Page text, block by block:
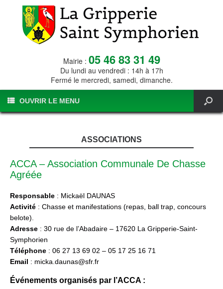
Mairie : 05 46 83 31 49
Du lundi au vendredi : 14h à 17h
Fermé le mercredi, samedi, dimanche.
OUVRIR LE MENU
ASSOCIATIONS
ACCA – Association Communale De Chasse
Agréée
Responsable : Mickaël DAUNAS
Activité : Chasse et manifestations (repas, ball trap, concours
belote).
Adresse : 30 rue de l’Abadaire – 17620 La Gripperie-Saint-
Symphorien
Téléphone : 06 27 13 69 02 – 05 17 25 16 71
Email : micka.daunas@sfr.fr
Événements organisés par l’ACCA :